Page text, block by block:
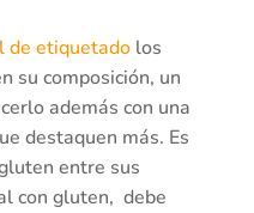
de etiquetadolos
su composición, un
además con una
destaquen más. Es
entre sus
con gluten, debe